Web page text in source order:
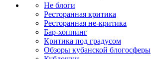
Не блоги
Ресторанная критика
Ресторанная не-критика
Бар-хоппинг
Критика под градусом
Обзоры кубанской блогосферы